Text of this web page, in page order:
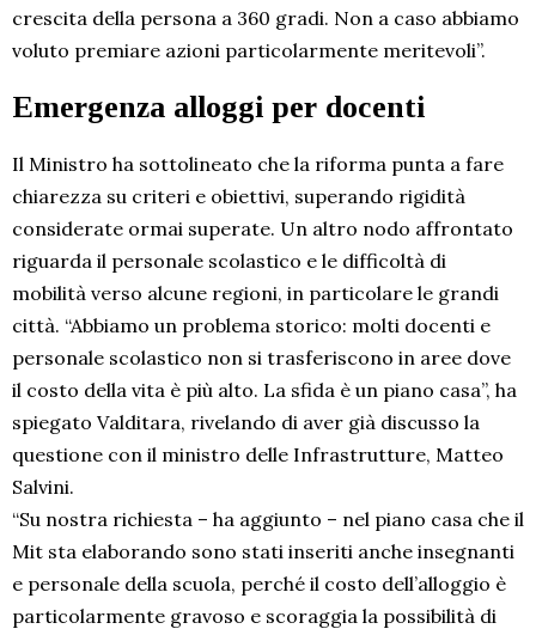
crescita della persona a 360 gradi. Non a caso abbiamo
voluto premiare azioni particolarmente meritevoli”.
Emergenza alloggi per docenti
Il Ministro ha sottolineato che la riforma punta a fare
chiarezza su criteri e obiettivi, superando rigidità
considerate ormai superate. Un altro nodo affrontato
riguarda il personale scolastico e le difficoltà di
mobilità verso alcune regioni, in particolare le grandi
città. “Abbiamo un problema storico: molti docenti e
personale scolastico non si trasferiscono in aree dove
il costo della vita è più alto. La sfida è un piano casa”, ha
spiegato Valditara, rivelando di aver già discusso la
questione con il ministro delle Infrastrutture, Matteo
Salvini.
“Su nostra richiesta – ha aggiunto – nel piano casa che il
Mit sta elaborando sono stati inseriti anche insegnanti
e personale della scuola, perché il costo dell’alloggio è
particolarmente gravoso e scoraggia la possibilità di